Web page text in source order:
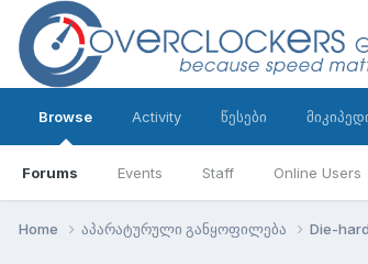
Browse
Forums Events Staff Online Users
Activity წესები
Home აპარატურული განყოფილება Die-